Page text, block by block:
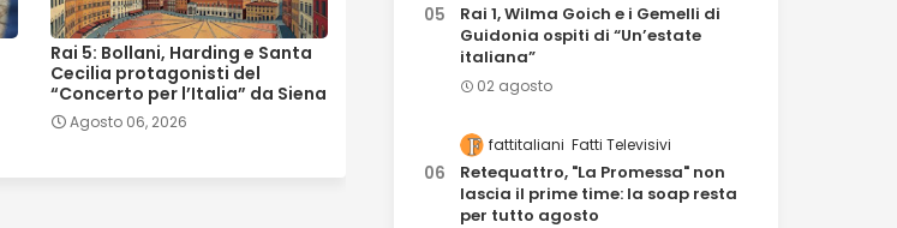
Rai 5: Bollani, Harding e Santa
Cecilia protagonisti del
“Concerto per l’Italia” da Siena
Agosto 06, 2026
Rai 1, Wilma Goich e i Gemelli di
Guidonia ospiti di “Un’estate
italiana”
02 agosto
fattitaliani Fatti Televisivi
Retequattro, "La Promessa" non
lascia il prime time: la soap resta
per tutto agosto